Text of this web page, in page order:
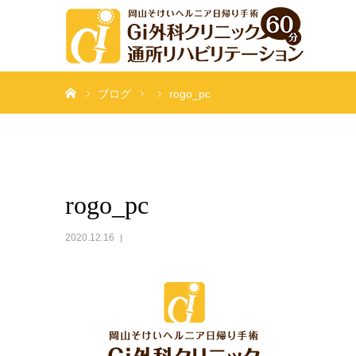
ブログ rogo_pc
rogo_pc
2020.12.16